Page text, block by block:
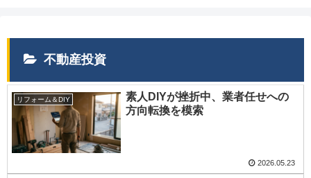
不動産投資
リフォーム＆DIY
素人DIYが挫折中、業者任せへの
方向転換を模索
2026.05.23